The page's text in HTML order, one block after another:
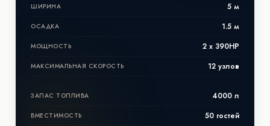
ШИРИНА 5 м
ОСАДКА 1.5 м
МОЩНОСТЬ 2 x 390HP
МАКСИМАЛЬНАЯ СКОРОСТЬ 12 узлов
ЗАПАС ТОПЛИВА 4000 л
ВМЕСТИМОСТЬ 50 гостей